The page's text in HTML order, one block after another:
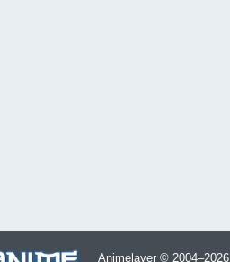
Animelayer © 2004–2026